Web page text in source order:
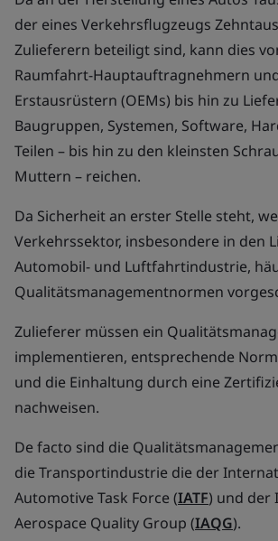
der eines Verkehrsflugzeugs
Zulieferern beteiligt sind, kann dies
Raumfahrt-Hauptauftragnehmern
Erstausrüstern (OEMs) bis hin zu
Baugruppen, Systemen, Software,
Teilen – bis hin zu den kleinsten
Muttern – reichen.
Da Sicherheit an erster Stelle steht,
Verkehrssektor, insbesondere in den
Automobil- und Luftfahrtindustrie,
Qualitätsmanagementnormen
Zulieferer müssen ein
implementieren, entsprechende
und die Einhaltung durch eine
nachweisen.
De facto sind die
die Transportindustrie die der
Automotive Task Force (IATF) und der
Aerospace Quality Group (IAQG).